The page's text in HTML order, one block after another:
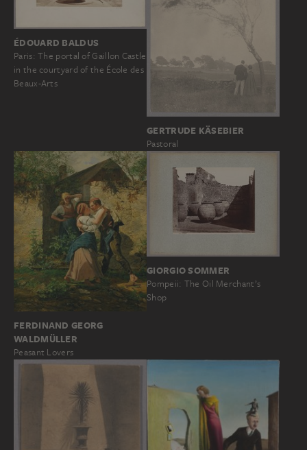
ÉDOUARD BALDUS
Paris: The portal of Gaillon Castle
in the courtyard of the École des
Beaux-Arts
GERTRUDE KÄSEBIER
Pastoral
FERDINAND GEORG
WALDMÜLLER
Peasant Lovers
GIORGIO SOMMER
Pompeii: The Oil Merchant’s
Shop